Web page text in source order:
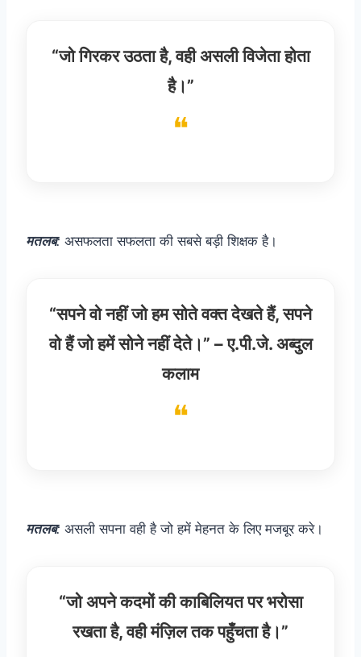
“जो गिरकर उठता है, वही असली विजेता होता
है।”
मतलब: असफलता सफलता की सबसे बड़ी शिक्षक है।
“सपने वो नहीं जो हम सोते वक्त देखते हैं, सपने
वो हैं जो हमें सोने नहीं देते।” – ए.पी.जे. अब्दुल
कलाम
मतलब: असली सपना वही है जो हमें मेहनत के लिए मजबूर करे।
“जो अपने कदमों की काबिलियत पर भरोसा
रखता है, वही मंज़िल तक पहुँचता है।”